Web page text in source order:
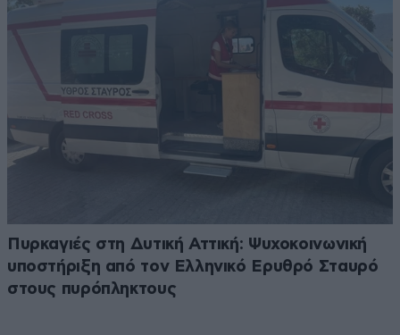
Πυρκαγιές στη Δυτική Αττική: Ψυχοκοινωνική
υποστήριξη από τον Ελληνικό Ερυθρό Σταυρό
στους πυρόπληκτους